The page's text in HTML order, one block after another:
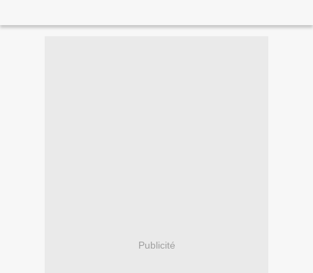
Publicité